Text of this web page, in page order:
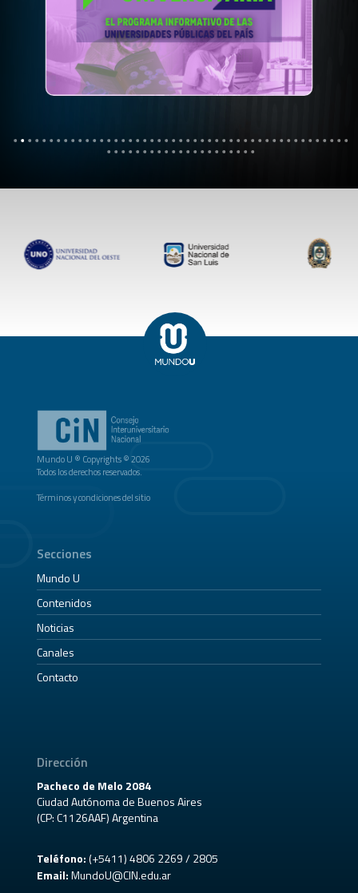
Mundo U ® Copyrights © 2026
Todos los derechos reservados.
Términos y condiciones del sitio
Secciones
Mundo U
Contenidos
Noticias
Canales
Contacto
Dirección
Pacheco de Melo 2084
Ciudad Autónoma de Buenos Aires
(CP: C1126AAF) Argentina
Teléfono:(+5411) 4806 2269 / 2805
Email: MundoU@CIN.edu.ar